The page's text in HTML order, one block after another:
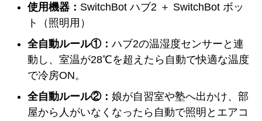
使用機器： SwitchBot ハブ2 ＋ SwitchBot ボッ
ト（照明用）
全自動ルール①： ハブ2の温湿度センサーと連
動し、室温が28℃を超えたら自動で快適な温度
で冷房ON。
全自動ルール②： 娘が自習室や塾へ出かけ、部
屋から人がいなくなったら自動で照明とエアコ